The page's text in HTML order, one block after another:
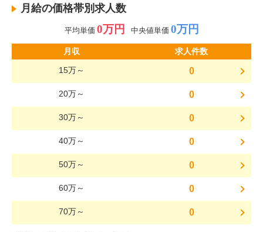
月給の価格帯別求人数
平均単価 0万円 中央値単価 0万円
月収
求人件数
15万～
0
20万～ 0
30万～ 0
40万～ 0
50万～ 0
60万～ 0
70万～ 0